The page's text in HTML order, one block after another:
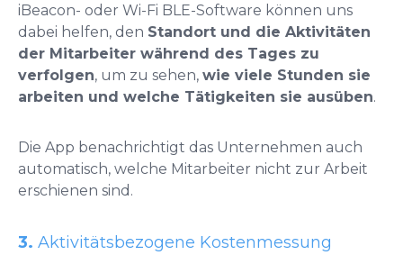
iBeacon- oder Wi-Fi BLE-Software können uns
dabei helfen, den Standort und die Aktivitäten
der Mitarbeiter während des Tages zu
verfolgen, um zu sehen, wie viele Stunden sie
arbeiten und welche Tätigkeiten sie ausüben.
Die App benachrichtigt das Unternehmen auch
automatisch, welche Mitarbeiter nicht zur Arbeit
erschienen sind.
3. Aktivitätsbezogene Kostenmessung